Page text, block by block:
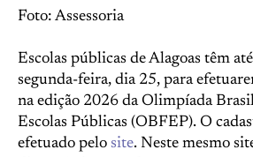
Foto: Assessoria
Escolas públicas de Alagoas têm
segunda-feira, dia 25, para
na edição 2026 da Olimpíada
Escolas Públicas (OBFEP). O
efetuado pelo site. Neste mesmo